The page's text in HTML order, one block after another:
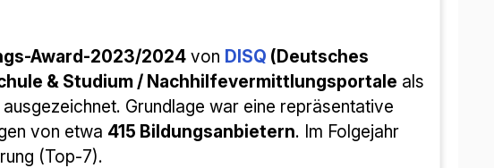
Award-2023/2024 von DISQ (Deutsches
& Studium / Nachhilfevermittlungsportale als
ausgezeichnet. Grundlage war eine repräsentative
von etwa 415 Bildungsanbietern. Im Folgejahr
(Top-7).